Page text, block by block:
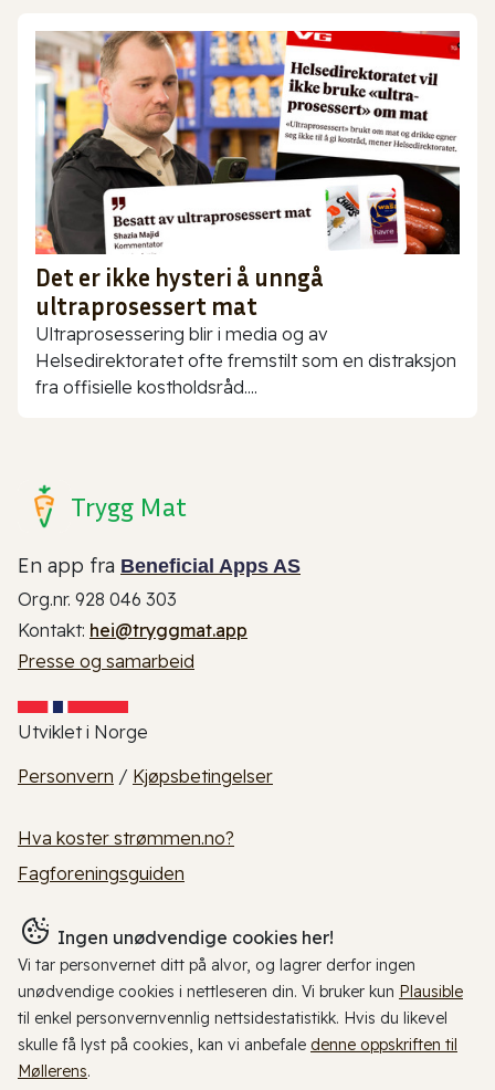
Det er ikke hysteri å unngå
ultraprosessert mat
Ultraprosessering blir i media og av
Helsedirektoratet ofte fremstilt som en distraksjon
fra offisielle kostholdsråd....
Trygg Mat
En app fra Beneficial Apps AS
Org.nr. 928 046 303
Kontakt: hei@tryggmat.app
Presse og samarbeid
Utviklet i Norge
Personvern / Kjøpsbetingelser
Hva koster strømmen.no?
Fagforeningsguiden
Ingen unødvendige cookies her!
Vi tar personvernet ditt på alvor, og lagrer derfor ingen
unødvendige cookies i nettleseren din. Vi bruker kun Plausible
til enkel personvernvennlig nettsidestatistikk. Hvis du likevel
skulle få lyst på cookies, kan vi anbefale denne oppskriften til
Møllerens.